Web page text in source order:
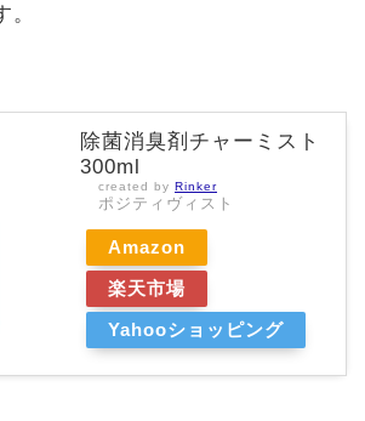
除菌消臭剤チャーミスト
300ml
created by Rinker
ポジティヴィスト
Amazon
楽天市場
Yahooショッピング